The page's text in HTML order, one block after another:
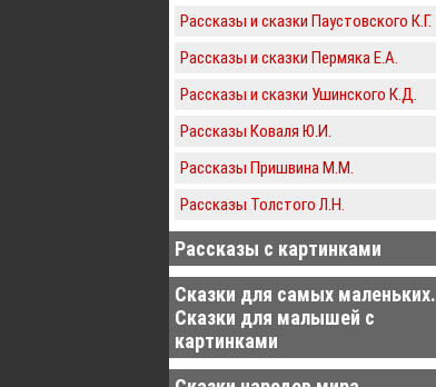
Рассказы и сказки Паустовского К.Г.
Рассказы и сказки Пермяка Е.А.
Рассказы и сказки Ушинского К.Д.
Рассказы Коваля Ю.И.
Рассказы Пришвина М.М.
Рассказы Толстого Л.Н.
Рассказы с картинками
Сказки для самых маленьких.
Сказки для малышей с
картинками